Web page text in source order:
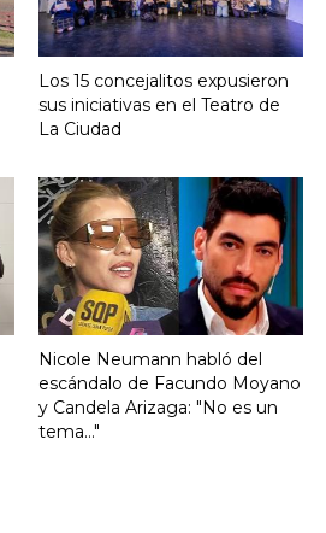
Los 15 concejalitos expusieron
sus iniciativas en el Teatro de
La Ciudad
Nicole Neumann habló del
escándalo de Facundo Moyano
y Candela Arizaga: "No es un
tema..."